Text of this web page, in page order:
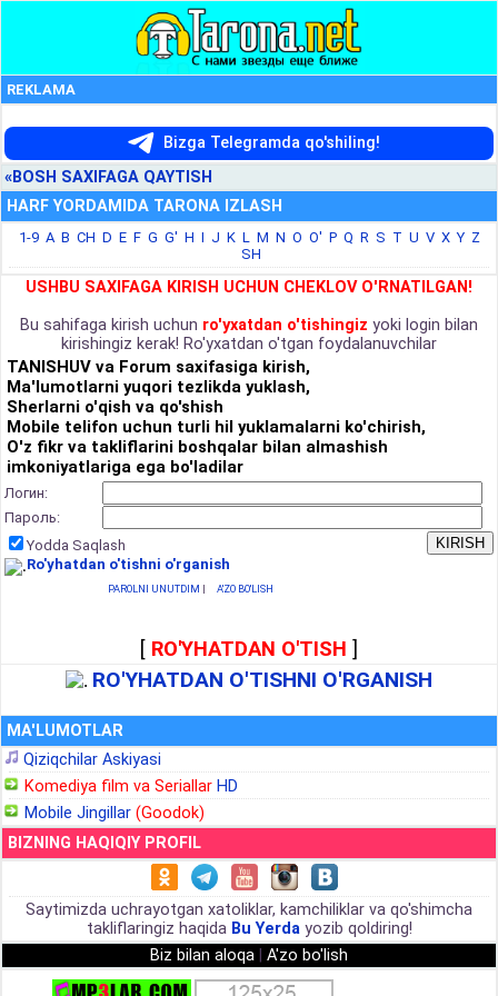
REKLAMA
Bizga Telegramda qo'shiling!
«BOSH SAXIFAGA QAYTISH
HARF YORDAMIDA TARONA IZLASH
1-9 A B CH D E F G G' H I J K L M N O O' P Q R S T U V X Y Z
SH
USHBU SAXIFAGA KIRISH UCHUN CHEKLOV O'RNATILGAN!
Bu sahifaga kirish uchun ro'yxatdan o'tishingiz yoki login bilan
kirishingiz kerak! Ro'yxatdan o'tgan foydalanuvchilar
TANISHUV va Forum saxifasiga kirish,
Ma'lumotlarni yuqori tezlikda yuklash,
Sherlarni o'qish va qo'shish
Mobile telifon uchun turli hil yuklamalarni ko'chirish,
O'z fikr va takliflarini boshqalar bilan almashish
imkoniyatlariga ega bo'ladilar
Логин:
Пароль:
Yodda Saqlash
Ro'yhatdan o'tishni o'rganish
PAROLNI UNUTDIM | A'ZO BO'LISH
[ RO'YHATDAN O'TISH ]
RO'YHATDAN O'TISHNI O'RGANISH
MA'LUMOTLAR
Qiziqchilar Askiyasi
Komediya film va Seriallar HD
Mobile Jingillar (Goodok)
BIZNING HAQIQIY PROFIL
Saytimizda uchrayotgan xatoliklar, kamchiliklar va qo'shimcha
takliflaringiz haqida Bu Yerdayozib qoldiring!
Biz bilan aloqa
A'zo bo'lish